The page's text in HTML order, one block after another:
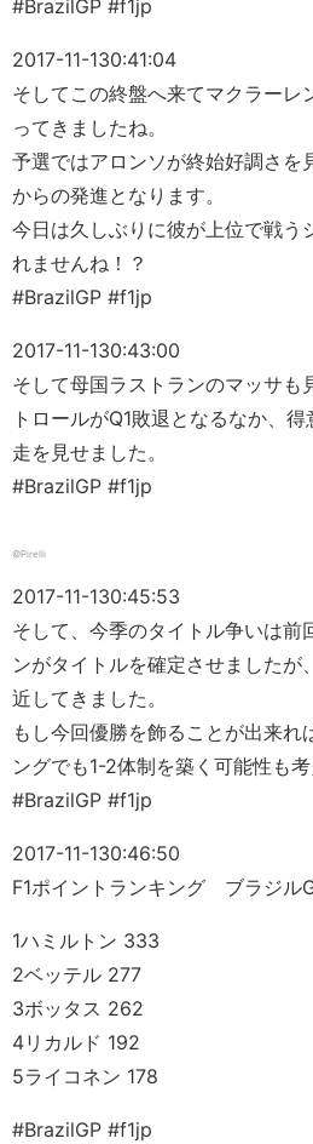
#BrazilGP #f1jp
2017-11-130:41:04
そしてこの終盤へ来てマクラーレ
ってきましたね。
予選ではアロンソが終始好調さを
からの発進となります。
今日は久しぶりに彼が上位で戦う
れませんね！？
#BrazilGP #f1jp
2017-11-130:43:00
そして母国ラストランのマッサも
トロールがQ1敗退となるなか、
走を見せました。
#BrazilGP #f1jp
©Pirelli
2017-11-130:45:53
そして、今季のタイトル争いは前
ンがタイトルを確定させました
近してきました。
もし今回優勝を飾ることが出来れ
ングでも1-2体制を築く可能性も考
#BrazilGP #f1jp
2017-11-130:46:50
F1ポイントランキング ブラジル
1ハミルトン 333
2ベッテル 277
3ボッタス 262
4リカルド 192
5ライコネン 178
#BrazilGP #f1jp